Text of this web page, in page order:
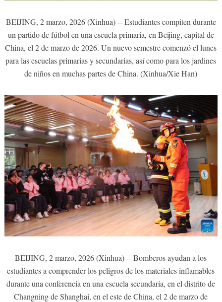
BEIJING, 2 marzo, 2026 (Xinhua) -- Estudiantes compiten durante
un partido de fútbol en una escuela primaria, en Beijing, capital de
China, el 2 de marzo de 2026. Un nuevo semestre comenzó el lunes
para las escuelas primarias y secundarias, así como para los jardines
de niños en muchas partes de China. (Xinhua/Xie Han)
BEIJING, 2 marzo, 2026 (Xinhua) -- Bomberos ayudan a los
estudiantes a comprender los peligros de los materiales inflamables
durante una conferencia en una escuela secundaria, en el distrito de
Changning de Shanghai, en el este de China, el 2 de marzo de